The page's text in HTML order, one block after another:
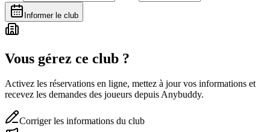
Informer le club
Vous gérez ce club ?
Activez les réservations en ligne, mettez à jour vos informations et
recevez les demandes des joueurs depuis Anybuddy.
Corriger les informations du club